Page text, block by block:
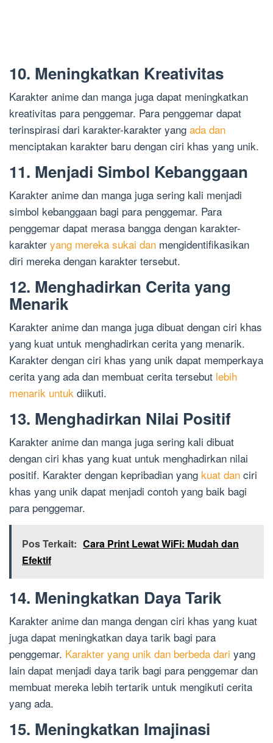
10. Meningkatkan Kreativitas
Karakter anime dan manga juga dapat meningkatkan
kreativitas para penggemar. Para penggemar dapat
terinspirasi dari karakter-karakter yang ada dan
menciptakan karakter baru dengan ciri khas yang unik.
11. Menjadi Simbol Kebanggaan
Karakter anime dan manga juga sering kali menjadi
simbol kebanggaan bagi para penggemar. Para
penggemar dapat merasa bangga dengan karakter-
karakter yang mereka sukai dan mengidentifikasikan
diri mereka dengan karakter tersebut.
12. Menghadirkan Cerita yang
Menarik
Karakter anime dan manga juga dibuat dengan ciri khas
yang kuat untuk menghadirkan cerita yang menarik.
Karakter dengan ciri khas yang unik dapat memperkaya
cerita yang ada dan membuat cerita tersebut lebih
menarik untuk diikuti.
13. Menghadirkan Nilai Positif
Karakter anime dan manga juga sering kali dibuat
dengan ciri khas yang kuat untuk menghadirkan nilai
positif. Karakter dengan kepribadian yang kuat dan ciri
khas yang unik dapat menjadi contoh yang baik bagi
para penggemar.
Pos Terkait: Cara Print Lewat WiFi: Mudah dan
Efektif
14. Meningkatkan Daya Tarik
Karakter anime dan manga dengan ciri khas yang kuat
juga dapat meningkatkan daya tarik bagi para
penggemar. Karakter yang unik dan berbeda dari yang
lain dapat menjadi daya tarik bagi para penggemar dan
membuat mereka lebih tertarik untuk mengikuti cerita
yang ada.
15. Meningkatkan Imajinasi